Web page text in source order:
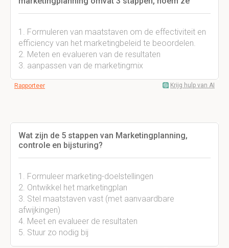
1. Formuleren van maatstaven om de effectiviteit en
efficiency van het marketingbeleid te beoordelen.
2. Meten en evalueren van de resultaten
3. aanpassen van de marketingmix
Rapporteer Krijg hulp van AI
Wat zijn de 5 stappen van Marketingplanning,
controle en bijsturing?
1. Formuleer marketing-doelstellingen
2. Ontwikkel het marketingplan
3. Stel maatstaven vast (met aanvaardbare
afwijkingen)
4. Meet en evalueer de resultaten
5. Stuur zo nodig bij